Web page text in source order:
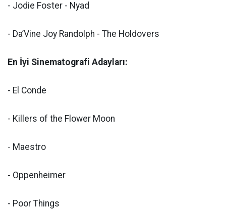
- Jodie Foster - Nyad
- Da’Vine Joy Randolph - The Holdovers
En İyi Sinematografi Adayları:
- El Conde
- Killers of the Flower Moon
- Maestro
- Oppenheimer
- Poor Things